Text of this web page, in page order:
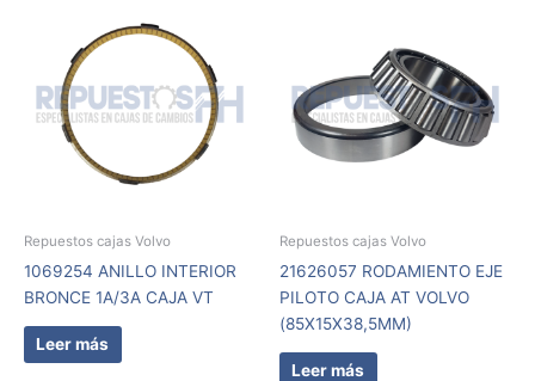
Repuestos cajas Volvo
1069254 ANILLO INTERIOR
BRONCE 1A/3A CAJA VT
Leer más
Repuestos cajas Volvo
21626057 RODAMIENTO EJE
PILOTO CAJA AT VOLVO
(85X15X38,5MM)
Leer más